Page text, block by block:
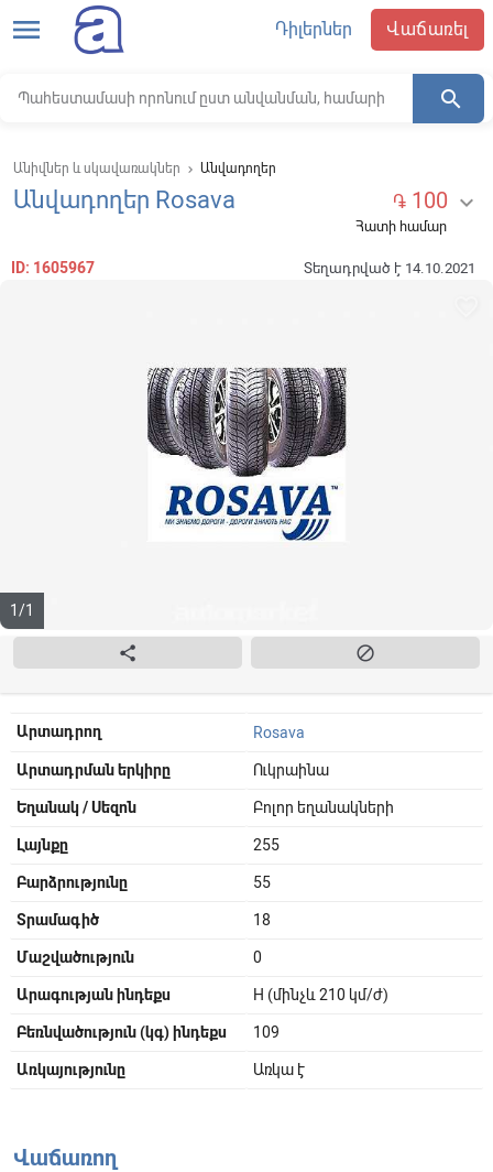
menu Դիլերներ Վաճառել
search
Անիվներ և սկավառակներ keyboard_arrow_right Անվադողեր
Անվադողեր Rosava ֏ 100 
Հատի համար
ID: 1605967 Տեղադրված է 14.10.2021
1/1
 
Արտադրող Rosava
Արտադրման երկիրը Ուկրաինա
Եղանակ / Սեզոն Բոլոր եղանակների
Լայնքը 255
Բարձրությունը 55
Տրամագիծ 18
Մաշվածություն 0
Արագության ինդեքս H (մինչև 210 կմ/ժ)
Բեռնվածություն (կգ) ինդեքս 109
Առկայությունը Առկա է
Վաճառող